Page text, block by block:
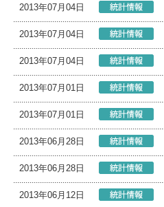
2013年07月04日
2013年07月04日
2013年07月04日
2013年07月01日
2013年07月01日
2013年06月28日
2013年06月28日
2013年06月12日